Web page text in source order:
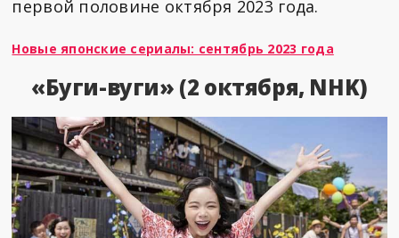
первой половине октября 2023 года.
Новые японские сериалы: сентябрь 2023 года
«Буги-вуги» (2 октября, NHK)